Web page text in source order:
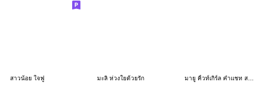
สาวน้อย ใจฟู มะลิ ห่วงใยด้วยรัก มายู คิ้วท์เกิร์ล คำแชท สดใส น่ารัก